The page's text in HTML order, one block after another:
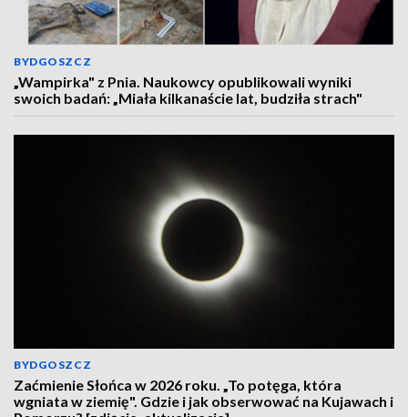
BYDGOSZCZ
„Wampirka" z Pnia. Naukowcy opublikowali wyniki
swoich badań: „Miała kilkanaście lat, budziła strach"
BYDGOSZCZ
Zaćmienie Słońca w 2026 roku. „To potęga, która
wgniata w ziemię". Gdzie i jak obserwować na Kujawach i